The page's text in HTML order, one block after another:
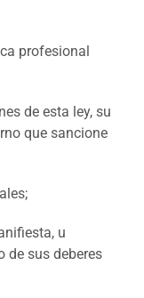
profesional
de esta ley, su
que sancione
u
de sus deberes